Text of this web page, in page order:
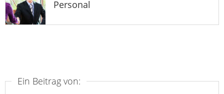
Personal
Ein Beitrag von: